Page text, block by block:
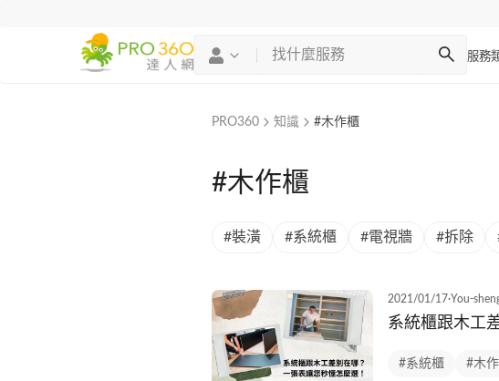
服務
PRO360 知識 #木作櫃
#木作櫃
#裝潢 #系統櫃 #電視牆 #拆除
2021/01/17·You-
系統櫃跟木工
#系統櫃 #木